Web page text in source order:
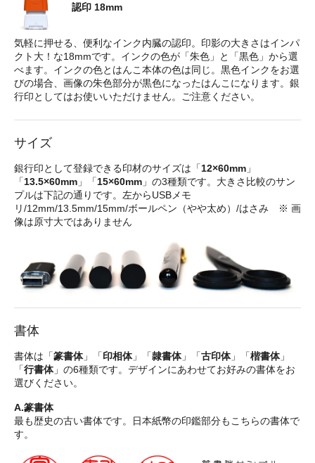
認印 18mm
気軽に押せる、便利なインク内臓の認印。印影の大きさはインパ
クト大！な18mmです。インクの色が「朱色」と「黒色」から選
べます。インクの色とはんこ本体の色は同じ。黒色インクをお選
びの場合、画像の朱色部分が黒色になったはんこになります。銀
行印としてはお使いいただけません。ご注意ください。
サイズ
銀行印として登録できる印材のサイズは「12×60mm 」
「13.5×60mm 」「15×60mm 」の3種類です。大きさ比較のサン
プルは下記の通りです。左からUSBメモ
リ/12mm/13.5mm/15mm/ボールペン（やや太め）/はさみ ※ 画
像は原寸大ではありません
書体
書体は「篆書体」「印相体」「隷書体」「古印体」「楷書体」
「行書体」の6種類です。デザインにあわせてお好みの書体をお
選びください。
A.篆書体
最も歴史の古い書体です。日本紙幣の印鑑部分もこちらの書体で
す。